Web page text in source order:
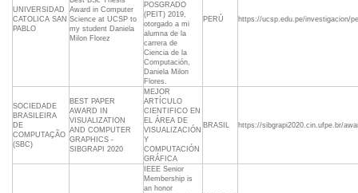
UNIVERSIDAD
CATOLICA SAN
PABLO
Award in Computer
Science at UCSP to
my student Daniela
Milon Florez
POSGRADO
(PEIT) 2019,
otorgado a mi
alumna de la
carrera de
Ciencia de la
Computación,
Daniela Milon
Flores.
PERÚ https://ucsp.edu.pe/investigacion/
SOCIEDADE
BRASILEIRA
DE
COMPUTAÇÃO
(SBC)
BEST PAPER
AWARD IN
VISUALIZATION
AND COMPUTER
GRAPHICS -
SIBGRAPI 2020
MEJOR
ARTÍCULO
CIENTIFICO EN
EL ÁREA DE
VISUALIZACIÓN
Y
COMPUTACIÓN
GRÁFICA
BRASIL https://sibgrapi2020.cin.ufpe.br/
IEEE Senior
Membership is
an honor